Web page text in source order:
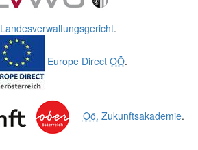
Landesverwaltungsgericht.
Europe Direct OÖ.
Oö. Zukunftsakademie.